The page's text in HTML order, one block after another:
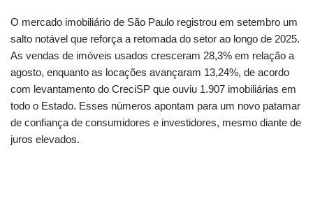
O mercado imobiliário de São Paulo registrou em setembro um
salto notável que reforça a retomada do setor ao longo de 2025.
As vendas de imóveis usados cresceram 28,3% em relação a
agosto, enquanto as locações avançaram 13,24%, de acordo
com levantamento do CreciSP que ouviu 1.907 imobiliárias em
todo o Estado. Esses números apontam para um novo patamar
de confiança de consumidores e investidores, mesmo diante de
juros elevados.